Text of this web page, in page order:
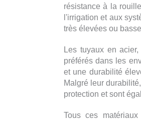
résistance à la
l'irrigation et aux
très élevées ou
Les tuyaux en
préférés dans les
et une durabilité
Malgré leur
protection et sont
Tous ces